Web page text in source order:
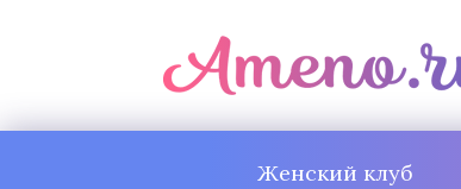
Женский клуб